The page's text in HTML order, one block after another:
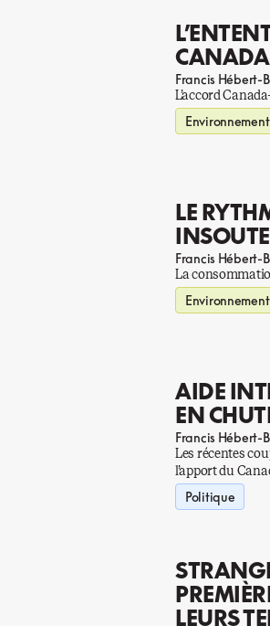
CANADA
Francis Hébert-
L’accord
Environnement
LE
Francis Hébert-
La
Environnement
AIDE
EN
Francis Hébert-
Les récentes
l’apport du
Politique
LEURS